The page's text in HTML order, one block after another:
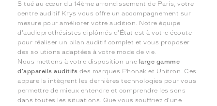
Situé au cœur du 14ème arrondissement de Paris, votre
centre auditif Krys vous offre un accompagnement sur
mesure pour améliorer votre audition. Notre équipe
d'audioprothésistes diplômés d'État est à votre écoute
pour réaliser un bilan auditif complet et vous proposer
des solutions adaptées à votre mode de vie.
Nous mettons à votre disposition une large gamme
d'appareils auditifs des marques Phonak et Unitron. Ces
appareils intègrent les dernières technologies pour vous
permettre de mieux entendre et comprendre les sons
dans toutes les situations. Que vous souffriez d'une